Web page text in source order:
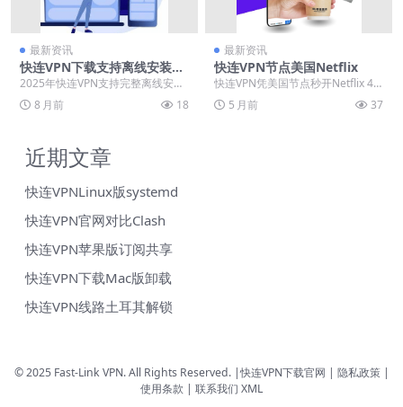
最新资讯
快连VPN下载支持离线安装
吗？2025年完整安装包获取方
2025年快连VPN支持完整离线安
装，用户可从官网或可信渠道获取
独立安装包，实现...
8 月前 18
最新资讯
快连VPN节点美国Netflix
快连VPN凭美国节点秒开Netflix 4
K，智能分流零卡顿，三分钟电脑版
装好，...
5 月前 37
近期文章
快连VPNLinux版systemd
快连VPN官网对比Clash
快连VPN苹果版订阅共享
快连VPN下载Mac版卸载
快连VPN线路土耳其解锁
© 2025 Fast-Link VPN. All Rights Reserved. |快连VPN下载官网 | 隐私政策 |
使用条款 | 联系我们 XML